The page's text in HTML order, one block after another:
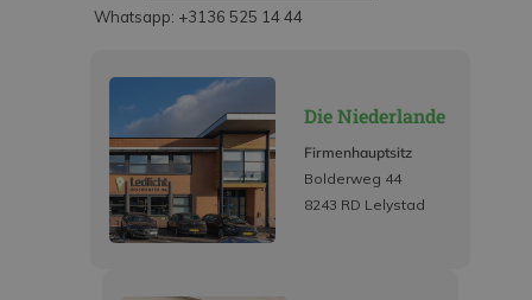
Whatsapp: +3136 525 14 44
Die Niederlande
Firmenhauptsitz
Bolderweg 44
8243 RD Lelystad